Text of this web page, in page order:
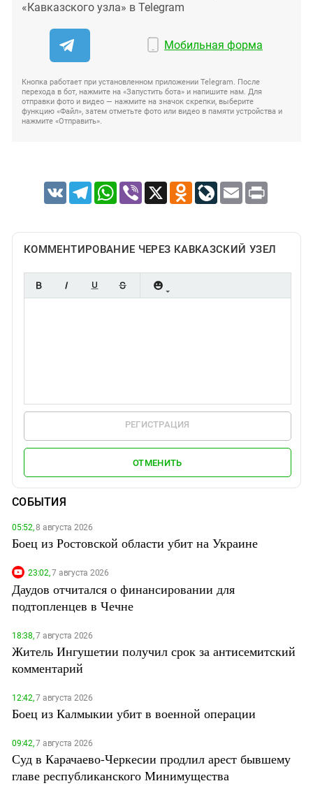
«Кавказского узла» в Telegram
Мобильная форма
Кнопка работает при установленном приложении Telegram. После
перехода в бот, нажмите на «Запустить бота» и напишите нам. Для
отправки фото и видео — нажмите на значок скрепки, выберите
функцию «Файл», затем отметьте фото или видео в памяти устройства и
нажмите «Отправить».
VK TelegramWhatsApp
Viber X Odnoklassniki
LiveJournal
Email Print
КОММЕНТИРОВАНИЕ ЧЕРЕЗ КАВКАЗСКИЙ УЗЕЛ
РЕГИСТРАЦИЯ
ОТМЕНИТЬ
СОБЫТИЯ
05:52,8 августа 2026
Боец из Ростовской области убит на Украине
23:02,7 августа 2026
Даудов отчитался о финансировании для
подтопленцев в Чечне
18:38,7 августа 2026
Житель Ингушетии получил срок за антисемитский
комментарий
12:42,7 августа 2026
Боец из Калмыкии убит в военной операции
09:42,7 августа 2026
Суд в Карачаево-Черкесии продлил арест бывшему
главе республиканского Минимущества